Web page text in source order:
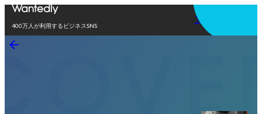
400万人が利用するビジネスSNS
アプリを使う